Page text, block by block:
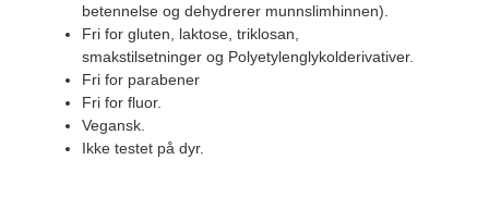
betennelse og dehydrerer munnslimhinnen).
Fri for gluten, laktose, triklosan,
smakstilsetninger og Polyetylenglykolderivativer.
Fri for parabener
Fri for fluor.
Vegansk.
Ikke testet på dyr.